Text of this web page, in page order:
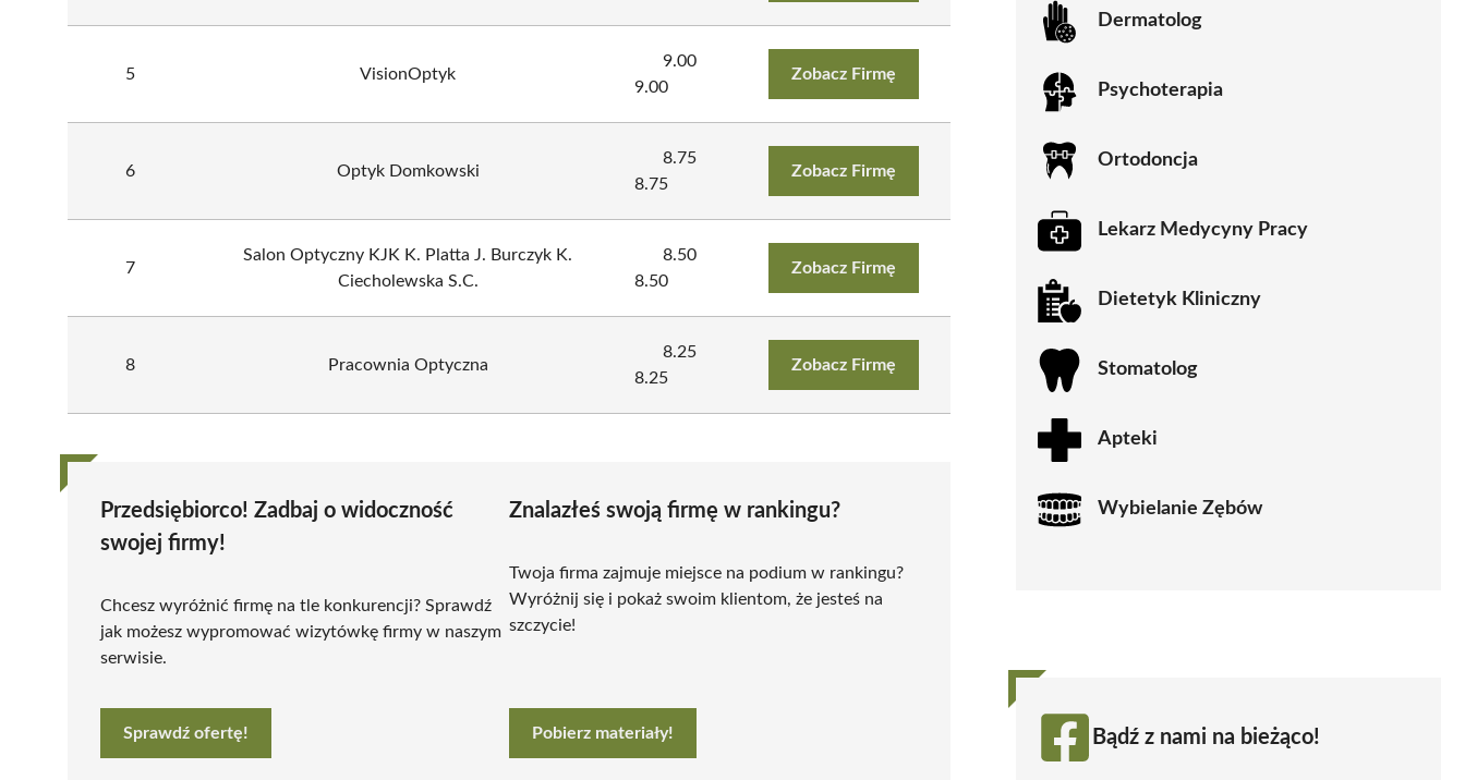
5 VisionOptyk
9.00
9.00
Zobacz Firmę
6 Optyk Domkowski
8.75
8.75
Zobacz Firmę
7
Salon Optyczny KJK K. Platta J. Burczyk K.
Ciecholewska S.C.
8.50
8.50
Zobacz Firmę
8 Pracownia Optyczna
8.25
8.25
Zobacz Firmę
Przedsiębiorco! Zadbaj o widoczność
swojej firmy!
Chcesz wyróżnić firmę na tle konkurencji? Sprawdź
jak możesz wypromować wizytówkę firmy w naszym
serwisie.
Sprawdź ofertę!
Znalazłeś swoją firmę w rankingu?
Twoja firma zajmuje miejsce na podium w rankingu?
Wyróżnij się i pokaż swoim klientom, że jesteś na
szczycie!
Pobierz materiały!
Dermatolog
Psychoterapia
Ortodoncja
Lekarz Medycyny Pracy
Dietetyk Kliniczny
Stomatolog
Apteki
Wybielanie Zębów
Bądź z nami na bieżąco!